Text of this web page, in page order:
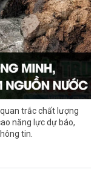
trắc chất lượng
năng lực dự báo,
tin.